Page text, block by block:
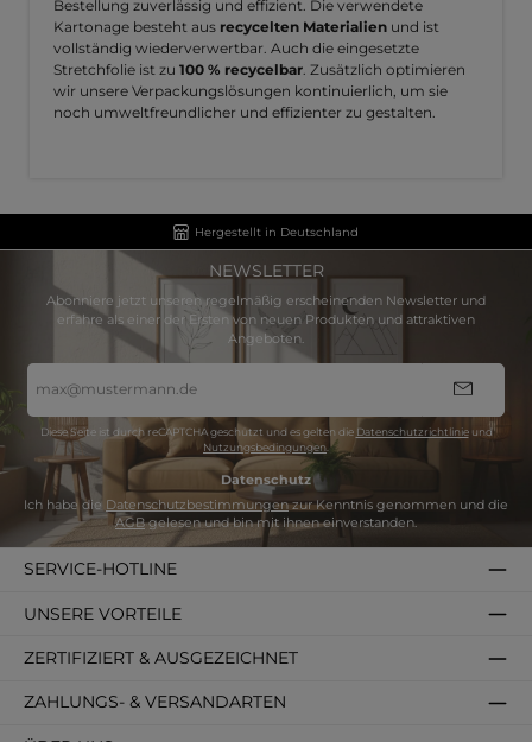
Bestellung zuverlässig und effizient. Die verwendete
Kartonage besteht aus recycelten Materialien und ist
vollständig wiederverwertbar. Auch die eingesetzte
Stretchfolie ist zu 100 % recycelbar. Zusätzlich optimieren
wir unsere Verpackungslösungen kontinuierlich, um sie
noch umweltfreundlicher und effizienter zu gestalten.
Hergestellt in Deutschland
NEWSLETTER
Abonniere jetzt unseren regelmäßig erscheinenden Newsletter und
erfahre als einer der Ersten von neuen Produkten und attraktiven
Angeboten.
Mail-
Adresse
Diese Seite ist durch reCAPTCHA geschützt und es gelten die Datenschutzrichtlinieund
Nutzungsbedingungen.
Datenschutz
Ich habe die Datenschutzbestimmungenzur Kenntnis genommen und die
AGBgelesen und bin mit ihnen einverstanden.
SERVICE-HOTLINE
ZAHLUNGS- & VERSANDARTEN
ZERTIFIZIERT & AUSGEZEICHNET
UNSERE VORTEILE